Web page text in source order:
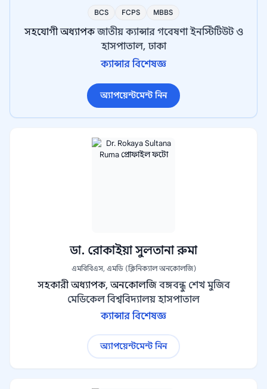
BCS FCPS MBBS
সহযোগী অধ্যাপক জাতীয় ক্যান্সার গবেষণা ইনস্টিটিউট ও
হাসপাতাল, ঢাকা
ক্যান্সার বিশেষজ্ঞ
অ্যাপয়েন্টমেন্ট নিন
ডা. রোকাইয়া সুলতানা রুমা
এমবিবিএস, এমডি (ক্লিনিক্যাল অনকোলজি)
সহকারী অধ্যাপক, অনকোলজি বঙ্গবন্ধু শেখ মুজিব
মেডিকেল বিশ্ববিদ্যালয় হাসপাতাল
ক্যান্সার বিশেষজ্ঞ
অ্যাপয়েন্টমেন্ট নিন